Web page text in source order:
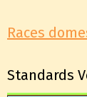
Races
Standards